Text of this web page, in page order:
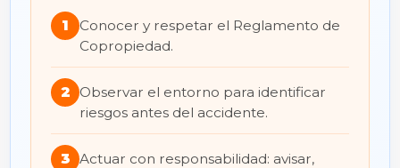
1
Conocer y respetar el Reglamento de
Copropiedad.
2
Observar el entorno para identificar
riesgos antes del accidente.
3 Actuar con responsabilidad: avisar,